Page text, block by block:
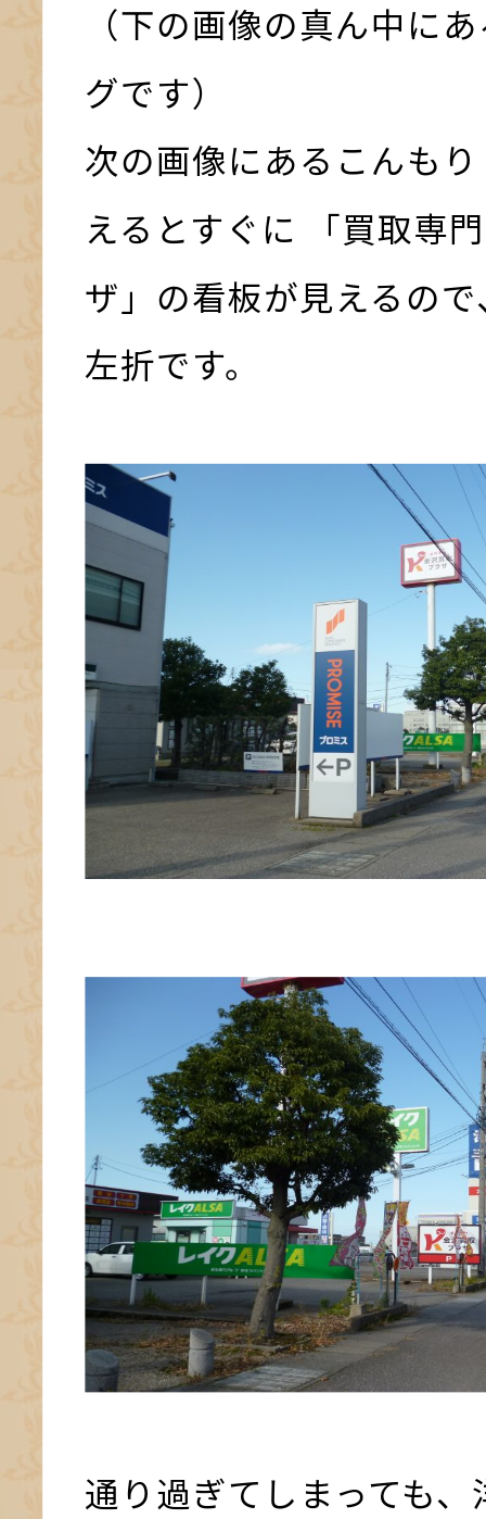
（下の画像の真ん中に
グです）
次の画像にあるこんも
えるとすぐに 「買取専
ザ」の看板が見えるの
左折です。
通り過ぎてしまっても